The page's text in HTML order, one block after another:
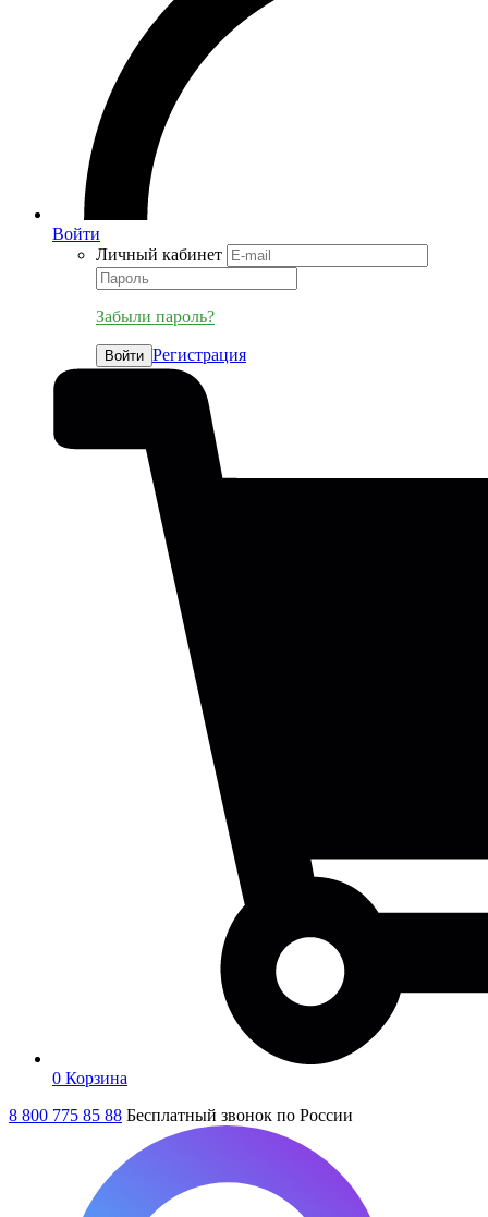
Войти
Личный кабинет
Забыли пароль?
Войти Регистрация
0 Корзина
8 800 775 85 88 Бесплатный звонок по России